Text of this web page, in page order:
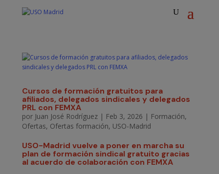
Cursos de formación gratuitos para
afiliados, delegados sindicales y delegados
PRL con FEMXA
por Juan José Rodríguez| Feb 3, 2026 | Formación,
Ofertas, Ofertas formación, USO-Madrid
USO-Madrid vuelve a poner en marcha su
plan de formación sindical gratuito gracias
al acuerdo de colaboración con FEMXA